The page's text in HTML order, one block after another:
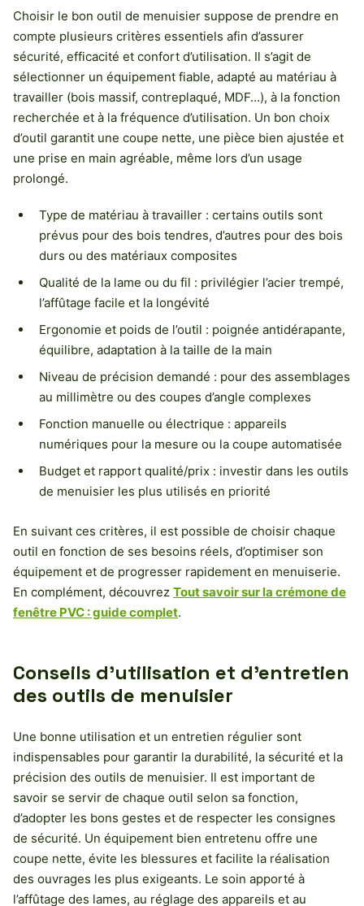
Choisir le bon outil de menuisier suppose de prendre en
compte plusieurs critères essentiels afin d’assurer
sécurité, efficacité et confort d’utilisation. Il s’agit de
sélectionner un équipement fiable, adapté au matériau à
travailler (bois massif, contreplaqué, MDF…), à la fonction
recherchée et à la fréquence d’utilisation. Un bon choix
d’outil garantit une coupe nette, une pièce bien ajustée et
une prise en main agréable, même lors d’un usage
prolongé.
Type de matériau à travailler : certains outils sont
prévus pour des bois tendres, d’autres pour des bois
durs ou des matériaux composites
Qualité de la lame ou du fil : privilégier l’acier trempé,
l’affûtage facile et la longévité
Ergonomie et poids de l’outil : poignée antidérapante,
équilibre, adaptation à la taille de la main
Niveau de précision demandé : pour des assemblages
au millimètre ou des coupes d’angle complexes
Fonction manuelle ou électrique : appareils
numériques pour la mesure ou la coupe automatisée
Budget et rapport qualité/prix : investir dans les outils
de menuisier les plus utilisés en priorité
En suivant ces critères, il est possible de choisir chaque
outil en fonction de ses besoins réels, d’optimiser son
équipement et de progresser rapidement en menuiserie.
En complément, découvrez Tout savoir sur la crémone de
fenêtre PVC : guide complet.
Conseils d’utilisation et d’entretien
des outils de menuisier
Une bonne utilisation et un entretien régulier sont
indispensables pour garantir la durabilité, la sécurité et la
précision des outils de menuisier. Il est important de
savoir se servir de chaque outil selon sa fonction,
d’adopter les bons gestes et de respecter les consignes
de sécurité. Un équipement bien entretenu offre une
coupe nette, évite les blessures et facilite la réalisation
des ouvrages les plus exigeants. Le soin apporté à
l’affûtage des lames, au réglage des appareils et au